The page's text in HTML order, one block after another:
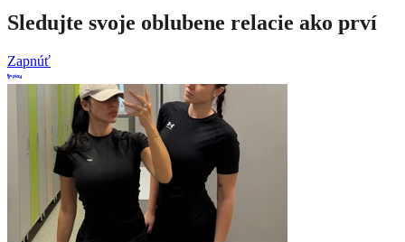
Sledujte svoje oblubene relacie ako prví
Zapnúť